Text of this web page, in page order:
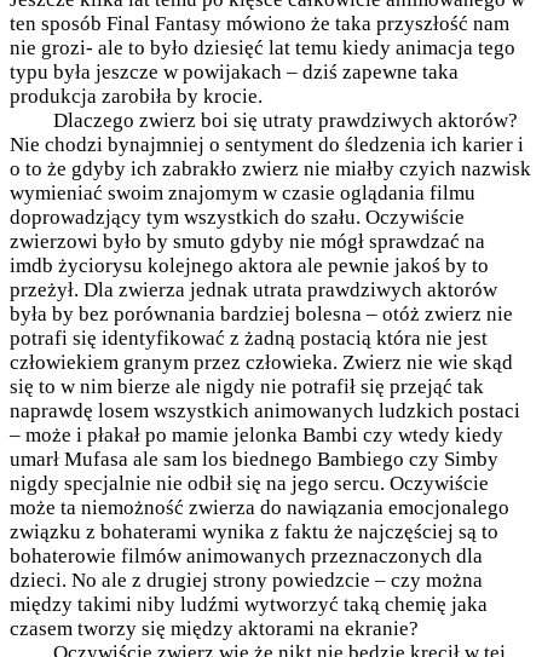
ten sposób Final Fantasy mówiono że taka przyszłość nam
nie grozi- ale to było dziesięć lat temu kiedy animacja tego
typu była jeszcze w powijakach – dziś zapewne taka
produkcja zarobiła by krocie.
Dlaczego zwierz boi się utraty prawdziwych aktorów?
Nie chodzi bynajmniej o sentyment do śledzenia ich karier i
o to że gdyby ich zabrakło zwierz nie miałby czyich nazwisk
wymieniać swoim znajomym w czasie oglądania filmu
doprowadzjący tym wszystkich do szału. Oczywiście
zwierzowi było by smuto gdyby nie mógł sprawdzać na
imdb życiorysu kolejnego aktora ale pewnie jakoś by to
przeżył. Dla zwierza jednak utrata prawdziwych aktorów
była by bez porównania bardziej bolesna – otóż zwierz nie
potrafi się identyfikować z żadną postacią która nie jest
człowiekiem granym przez człowieka. Zwierz nie wie skąd
się to w nim bierze ale nigdy nie potrafił się przejąć tak
naprawdę losem wszystkich animowanych ludzkich postaci
– może i płakał po mamie jelonka Bambi czy wtedy kiedy
umarł Mufasa ale sam los biednego Bambiego czy Simby
nigdy specjalnie nie odbił się na jego sercu. Oczywiście
może ta niemożność zwierza do nawiązania emocjonalego
związku z bohaterami wynika z faktu że najczęściej są to
bohaterowie filmów animowanych przeznaczonych dla
dzieci. No ale z drugiej strony powiedzcie – czy można
między takimi niby ludźmi wytworzyć taką chemię jaka
czasem tworzy się między aktorami na ekranie?